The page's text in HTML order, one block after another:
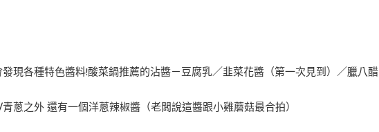
現各種特色醬料!酸菜鍋推薦的沾醬－豆腐乳／韭菜花醬（第一次見到）／臘八醋
蔥之外 還有一個洋蔥辣椒醬（老闆說這醬跟小雞蘑菇最合拍）